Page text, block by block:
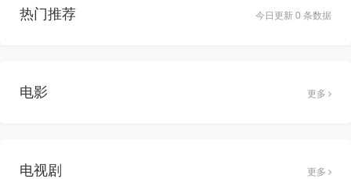
今日更新 0 条数据
热门推荐
电影 更多
电视剧 更多